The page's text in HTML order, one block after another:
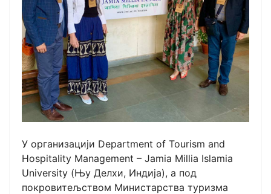
У организацији Department of Tourism and
Hospitality Management – Jamia Millia Islamia
University (Њу Делхи, Индија), а под
покровитељством Министарства туризма